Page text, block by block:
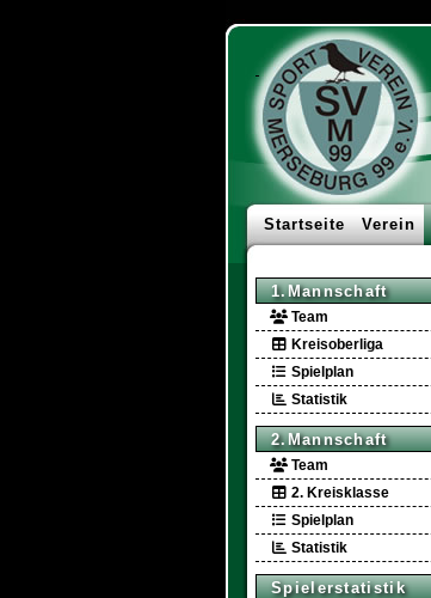
Startseite Verein
1.Mannschaft
Team
Kreisoberliga
Spielplan
Statistik
2.Mannschaft
Team
2. Kreisklasse
Spielplan
Statistik
Spielerstatistik